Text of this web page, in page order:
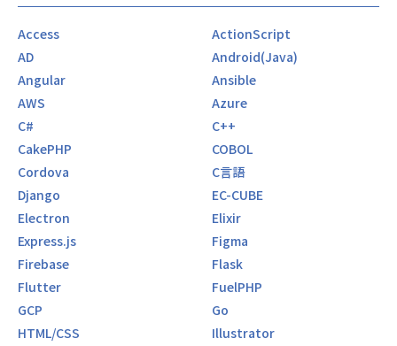
足度を高めることにやりがいを感じる。
・「作ってみて評価される」ではなく「要望があって創る」
だから喜ばれる。
・リリース後すぐにユーザのリアクションを確認することが
できる。
■事業の注目度や、スビード感がすごい！
・多くの自治体にサービス提供できているので、地域や社会
・注目されるサービスを運用しているという緊張感がもて
る。
・事業やサービスが拡大していく過程が体験できる。
・ベンチャー的なスピード感を持った仕事ができる。
■良いチームで仕事ができている！
・新サービス、新機能の開発にも関われて、企画や仕様につ
いて自分の意見も言えること。
・得意分野や関わりたい業務には積極的にアサインしてくれ
Access
ActionScript
AD
Android(Java)
Angular
Ansible
AWS
Azure
C#
C++
CakePHP
COBOL
Cordova
C言語
Django
EC-CUBE
Electron
Elixir
Express.js
Figma
Firebase
Flask
Flutter
FuelPHP
GCP
Go
HTML/CSS
Illustrator